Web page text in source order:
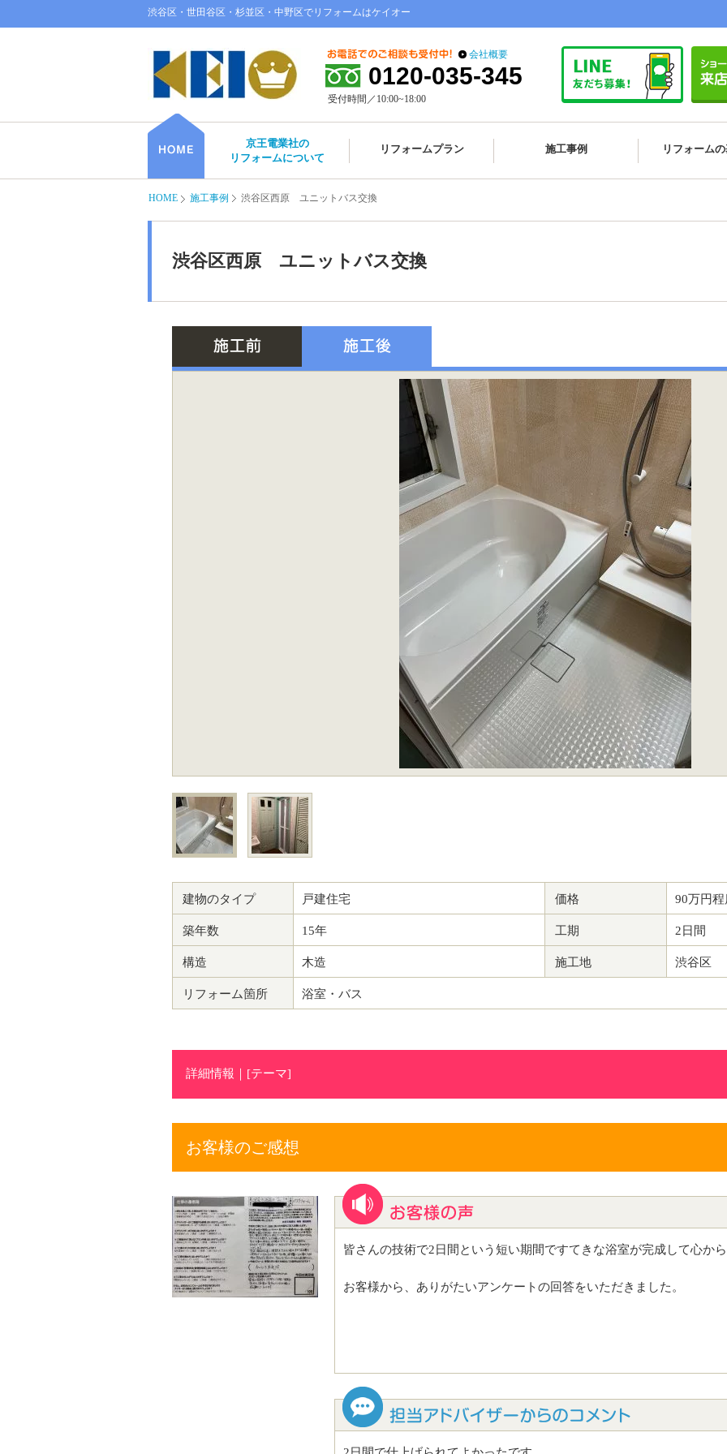
渋谷区・世田谷区・杉並区・中野区でリフォームはケイオー
会社概要
0120-035-345
受付時間／10:00~18:00
京王電業社の
リフォームについて
リフォームプラン 施工事例 リフォーム
HOME 施工事例 渋谷区西原 ユニットバス交換
渋谷区西原 ユニットバス交換
建物のタイプ 戸建住宅 価格 90万円程
築年数 15年 工期 2日間
構造 木造 施工地 渋谷区
リフォーム箇所 浴室・バス
詳細情報｜[テーマ]
お客様のご感想
皆さんの技術で2日間という短い期間ですてきな浴室が完成して心か
お客様から、ありがたいアンケートの回答をいただきました。